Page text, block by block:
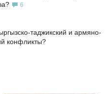
6
таджикский и армяно-
конфликты?